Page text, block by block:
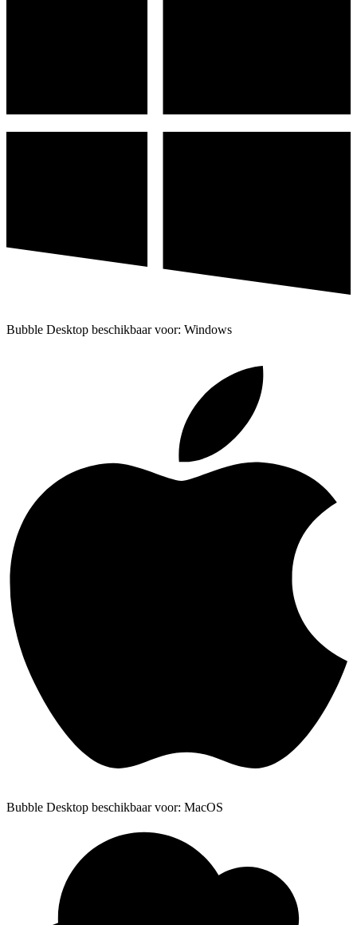
Bubble Desktop beschikbaar voor: Windows
Bubble Desktop beschikbaar voor: MacOS